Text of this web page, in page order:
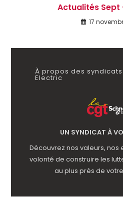
Actualités Sept
17
À propos des
Electric
UN SYNDICAT À
Découvrez nos valeurs,
volonté de construire les
au plus près de